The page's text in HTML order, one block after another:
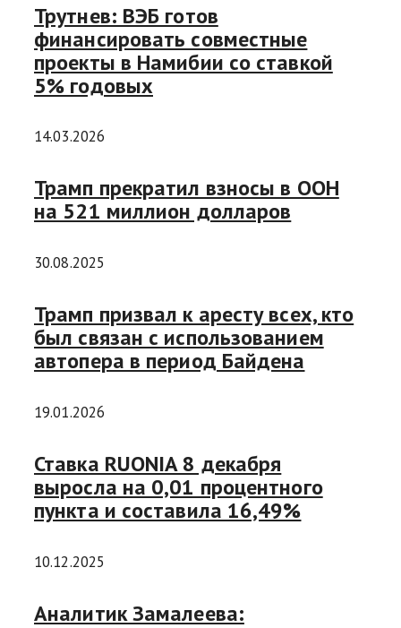
Трутнев: ВЭБ готов
финансировать совместные
проекты в Намибии со ставкой
5% годовых
14.03.2026
Трамп прекратил взносы в ООН
на 521 миллион долларов
30.08.2025
Трамп призвал к аресту всех, кто
был связан с использованием
автопера в период Байдена
19.01.2026
Ставка RUONIA 8 декабря
выросла на 0,01 процентного
пункта и составила 16,49%
10.12.2025
Аналитик Замалеева: